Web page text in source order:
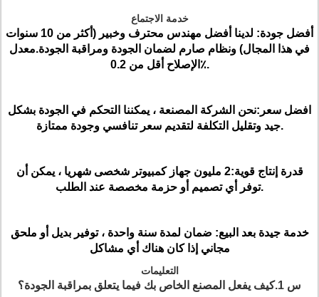
خدمة الاجتماع
أفضل جودة:
لدينا أفضل مهندس محترف وخبير (أكثر من 10 سنوات
في هذا المجال) ونظام صارم لضمان الجودة ومراقبة الجودة.معدل
الإصلاح أقل من 0.2٪.
افضل سعر:نحن الشركة المصنعة ، يمكننا التحكم في الجودة بشكل
جيد وتقليل التكلفة لتقديم سعر تنافسي وجودة ممتازة.
قدرة إنتاج قوية:
2 مليون جهاز كمبيوتر شخصى شهريا ، يمكن أن
توفر أي تصميم أو حزمة مخصصة عند الطلب.
خدمة جيدة بعد البيع: ضمان لمدة سنة واحدة ، توفير بديل أو ملحق
مجاني إذا كان هناك أي مشاكل
التعليمات
س 1.كيف يفعل المصنع الخاص بك فيما يتعلق بمراقبة الجودة؟